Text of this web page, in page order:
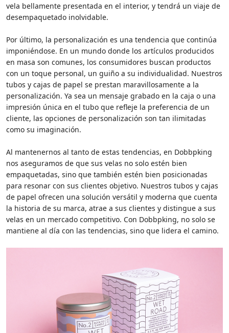
vela bellamente presentada en el interior, y tendrá un viaje de
desempaquetado inolvidable.
Por último, la personalización es una tendencia que continúa
imponiéndose. En un mundo donde los artículos producidos
en masa son comunes, los consumidores buscan productos
con un toque personal, un guiño a su individualidad. Nuestros
tubos y cajas de papel se prestan maravillosamente a la
personalización. Ya sea un mensaje grabado en la caja o una
impresión única en el tubo que refleje la preferencia de un
cliente, las opciones de personalización son tan ilimitadas
como su imaginación.
Al mantenernos al tanto de estas tendencias, en Dobbpking
nos aseguramos de que sus velas no solo estén bien
empaquetadas, sino que también estén bien posicionadas
para resonar con sus clientes objetivo. Nuestros tubos y cajas
de papel ofrecen una solución versátil y moderna que cuenta
la historia de su marca, atrae a sus clientes y distingue a sus
velas en un mercado competitivo. Con Dobbpking, no solo se
mantiene al día con las tendencias, sino que lidera el camino.